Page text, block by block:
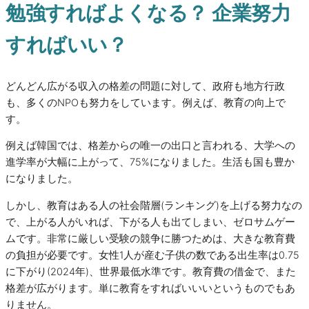
勉強すればよくなる？ 企業努力
すればいい？
どんどん広がる収入の格差の問題に対して、政府も地方行政
も、多くのNPOも努力をしています。例えば、教育の向上で
す。
例えば韓国では、格差からの唯一の出口と言われる、大学への
進学率が大幅に上がって、75%になりました。生活も国も豊か
になりました。
しかし、教育はある人の社会階層(ランキング)を上げる努力なの
で、上がる人がいれば、下がる人も出てしまい、ゼロサムゲー
ムです。非常に厳しい受験の競争に勝つためは、大きな教育費
の負担が必要です。女性1人が産む子供の数である出生率は0.75
に下がり(2024年)、世界最低水準です。教育費の借金で、また
格差が広がります。単に教育をすればいいいというものでもあ
りません。